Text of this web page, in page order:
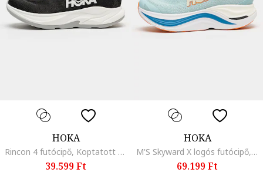
HOKA
Rincon 4 futócipő, Koptatott fekete
39.599 Ft
HOKA
M'S Skyward X logós futócipő, Pasztellkék
69.199 Ft